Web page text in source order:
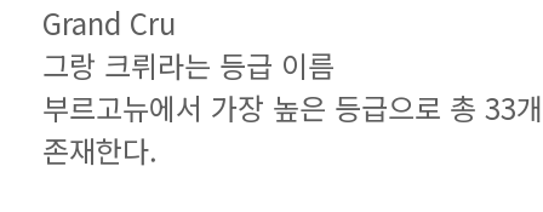
Grand Cru
그랑 크뤼라는 등급 이름
존재한다.